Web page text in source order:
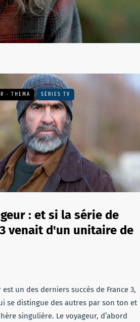
- THEMA SÉRIES TV
: et si la série de
venait d'un unitaire de
est un des derniers succès de France 3,
se distingue des autres par son ton et
singulière. Le voyageur, d’abord